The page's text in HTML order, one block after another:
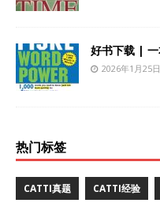
好书下载 | 一
2026年1月25日
热门标签
CATTI真题 CATTI经验